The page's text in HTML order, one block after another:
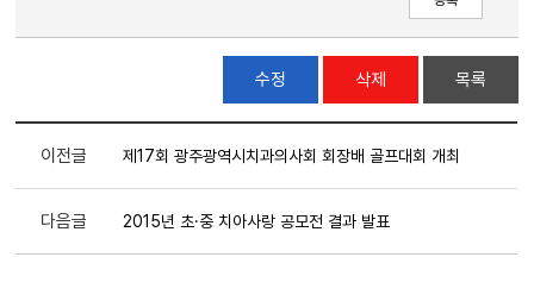
수정 삭제 목록
이전글 제17회 광주광역시치과의사회 회장배 골프대회 개최
다음글 2015년 초·중 치아사랑 공모전 결과 발표